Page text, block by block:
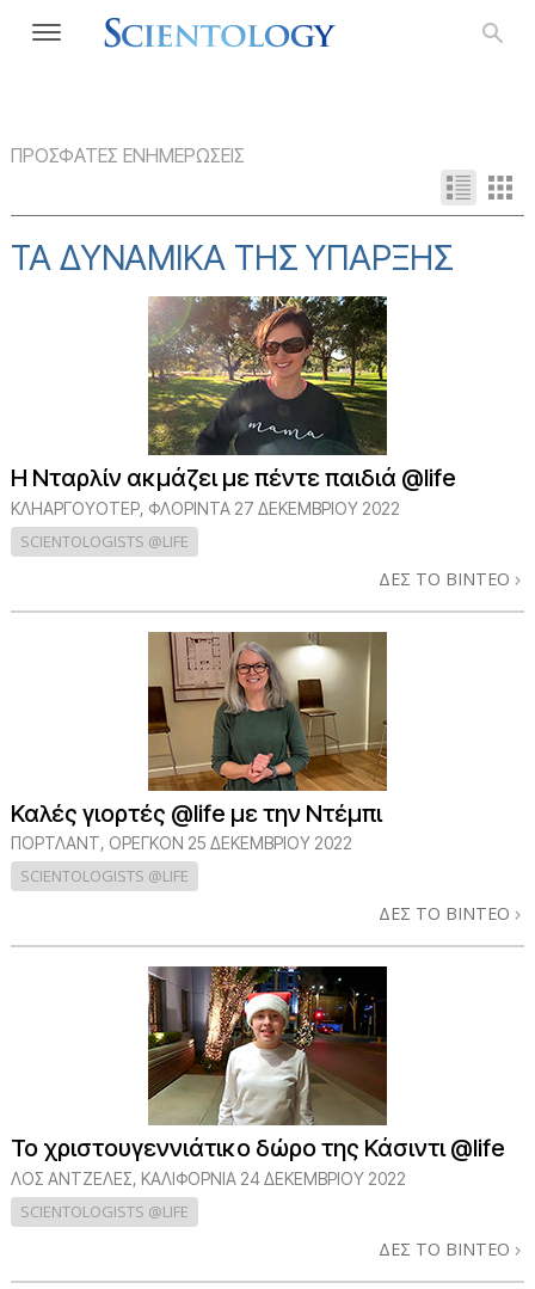
ΠΡΟΣΦΑΤΕΣ ΕΝΗΜΕΡΩΣΕΙΣ
ΤΑ ΔΥΝΑΜΙΚΆ ΤΗΣ ΎΠΑΡΞΗΣ
Η Νταρλίν ακμάζει με πέντε παιδιά @life
ΚΛΗΑΡΓΟΥΌΤΕΡ, ΦΛΌΡΙΝΤΑ 27 ΔΕΚΕΜΒΡΙΟΥ 2022
SCIENTOLOGISTS @LIFE
ΔΕΣ ΤΟ ΒΙΝΤΕΟ
Καλές γιορτές @life με την Ντέμπι
ΠΌΡΤΛΑΝΤ, ΌΡΕΓΚΟΝ 25 ΔΕΚΕΜΒΡΙΟΥ 2022
SCIENTOLOGISTS @LIFE
ΔΕΣ ΤΟ ΒΙΝΤΕΟ
Το χριστουγεννιάτικο δώρο της Κάσιντι @life
ΛΟΣ ΆΝΤΖΕΛΕΣ, ΚΑΛΙΦΌΡΝΙΑ 24 ΔΕΚΕΜΒΡΙΟΥ 2022
SCIENTOLOGISTS @LIFE
ΔΕΣ ΤΟ ΒΙΝΤΕΟ